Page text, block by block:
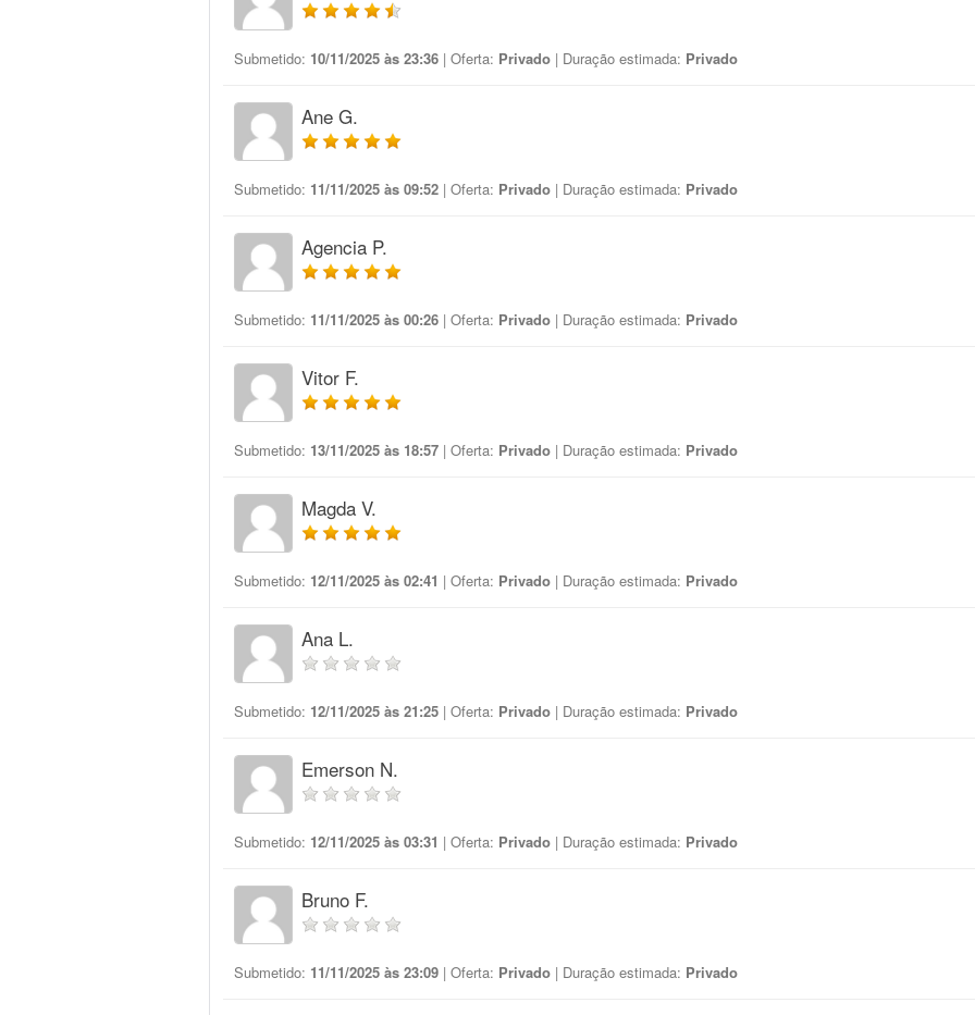
Submetido: 10/11/2025 às 23:36 | Oferta: Privado | Duração estimada: Privado
Ane G.
Submetido: 11/11/2025 às 09:52 | Oferta: Privado | Duração estimada: Privado
Agencia P.
Submetido: 11/11/2025 às 00:26 | Oferta: Privado | Duração estimada: Privado
Vitor F.
Submetido: 13/11/2025 às 18:57 | Oferta: Privado | Duração estimada: Privado
Magda V.
Submetido: 12/11/2025 às 02:41 | Oferta: Privado | Duração estimada: Privado
Ana L.
Submetido: 12/11/2025 às 21:25 | Oferta: Privado | Duração estimada: Privado
Emerson N.
Submetido: 12/11/2025 às 03:31 | Oferta: Privado | Duração estimada: Privado
Bruno F.
Submetido: 11/11/2025 às 23:09 | Oferta: Privado | Duração estimada: Privado